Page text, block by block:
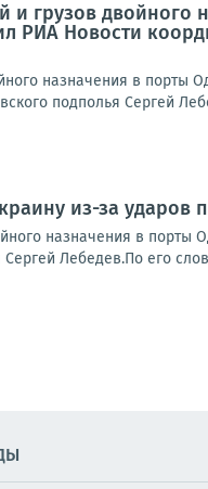
грузов двойного
РИА Новости
назначения в порты
подполья Сергей
из-за ударов
назначения в порты
Лебедев.По его